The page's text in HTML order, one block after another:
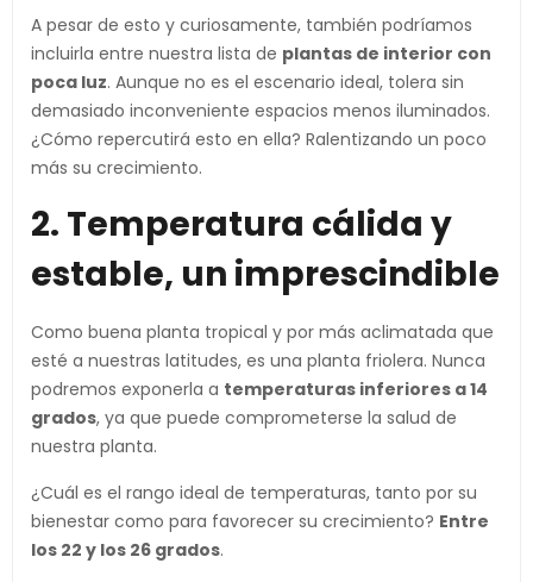
A pesar de esto y curiosamente, también podríamos
incluirla entre nuestra lista de plantas de interior con
poca luz. Aunque no es el escenario ideal, tolera sin
demasiado inconveniente espacios menos iluminados.
¿Cómo repercutirá esto en ella? Ralentizando un poco
más su crecimiento.
2. Temperatura cálida y
estable, un imprescindible
Como buena planta tropical y por más aclimatada que
esté a nuestras latitudes, es una planta friolera. Nunca
podremos exponerla a temperaturas inferiores a 14
grados, ya que puede comprometerse la salud de
nuestra planta.
¿Cuál es el rango ideal de temperaturas, tanto por su
bienestar como para favorecer su crecimiento? Entre
los 22 y los 26 grados.